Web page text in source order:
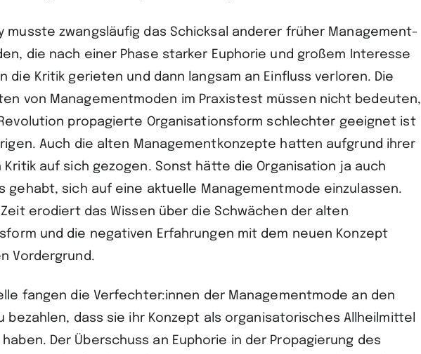
musste zwangsläufig das Schicksal anderer früher Management­
die nach einer Phase starker Euphorie und großem Interesse
die Kritik gerieten und dann langsam an Einfluss verloren. Die
von Managementmoden im Praxistest müssen nicht bedeuten,
propagierte Organisationsform schlechter geeignet ist
Auch die alten Managementkonzepte hatten aufgrund ihrer
Kritik auf sich gezogen. Sonst hätte die Organisation ja auch
gehabt, sich auf eine aktuelle Management­mode einzulassen.
erodiert das Wissen über die Schwächen der alten
und die negativen Erfahrungen mit dem neuen Konzept
Vordergrund.
fangen die Verfechter:innen der Managementmode an den
bezahlen, dass sie ihr Konzept als organisatorisches Allheilmittel
Der Überschuss an Euphorie in der Propagierung des